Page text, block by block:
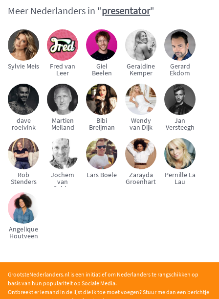
Meer Nederlanders in "presentator"
Sylvie Meis Fred van
Leer
Giel
Beelen
Geraldine
Kemper
Gerard
Ekdom
dave
roelvink
Martien
Meiland
Bibi
Breijman
Wendy
van Dijk
Jan
Versteegh
Rob
Stenders
Jochem
van
Gelder
Lars Boele Zarayda
Groenhart
Pernille La
Lau
Angelique
Houtveen
GrootsteNederlanders.nl is een initiatief om Nederlanders te rangschikken op
basis van hun populariteit op Sociale Media.
Ontbreekt er iemand in de lijst die ik toe moet voegen? Stuur me dan een berichtje